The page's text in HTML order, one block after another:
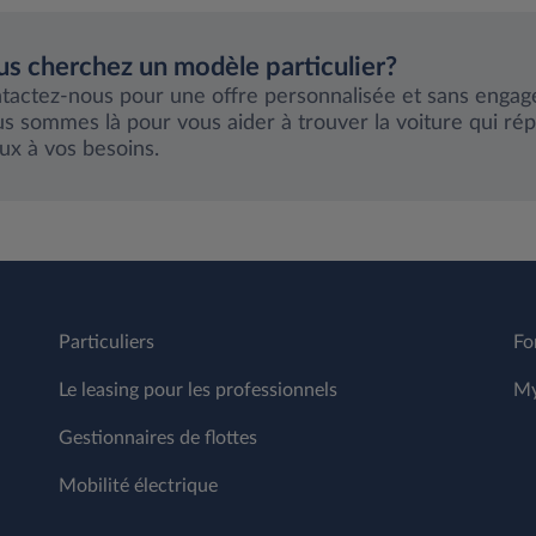
cherchez un modèle particulier?
nous pour une offre personnalisée et sans
sommes là pour vous aider à trouver la voiture qui
à vos besoins.
Particuliers
Le leasing pour les professionnels
Gestionnaires de flottes
Mobilité électrique